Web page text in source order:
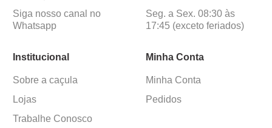
Siga nosso canal no
Whatsapp
Seg. a Sex. 08:30 às
17:45 (exceto feriados)
Institucional
Sobre a caçula
Lojas
Trabalhe Conosco
Minha Conta
Minha Conta
Pedidos